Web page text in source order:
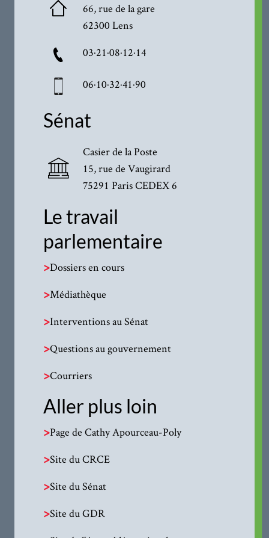
66, rue de la gare
62300 Lens
03·21·08·12·14
06·10·32·41·90
Sénat
Casier de la Poste
15, rue de Vaugirard
75291 Paris CEDEX 6
Le travail
parlementaire
>Dossiers en cours
>Médiathèque
>Interventions au Sénat
>Questions au gouvernement
>Courriers
Aller plus loin
>Page de Cathy Apourceau-Poly
>Site du CRCE
>Site du Sénat
>Site du GDR